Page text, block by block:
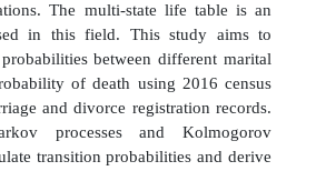
The multi-state life table is an
in this field. This study aims to
between different marital
of death using 2016 census
and divorce registration records.
processes and Kolmogorov
transition probabilities and derive